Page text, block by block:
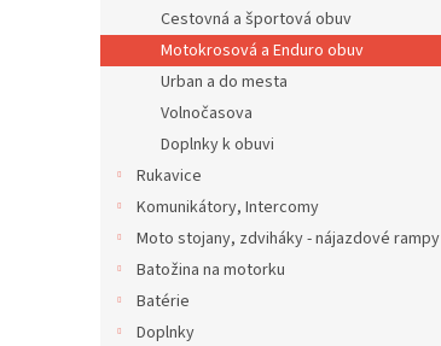
Cestovná a športová obuv
Motokrosová a Enduro obuv
Urban a do mesta
Volnočasova
Doplnky k obuvi
Rukavice
Komunikátory, Intercomy
Moto stojany, zdviháky - nájazdové rampy
Batožina na motorku
Batérie
Doplnky